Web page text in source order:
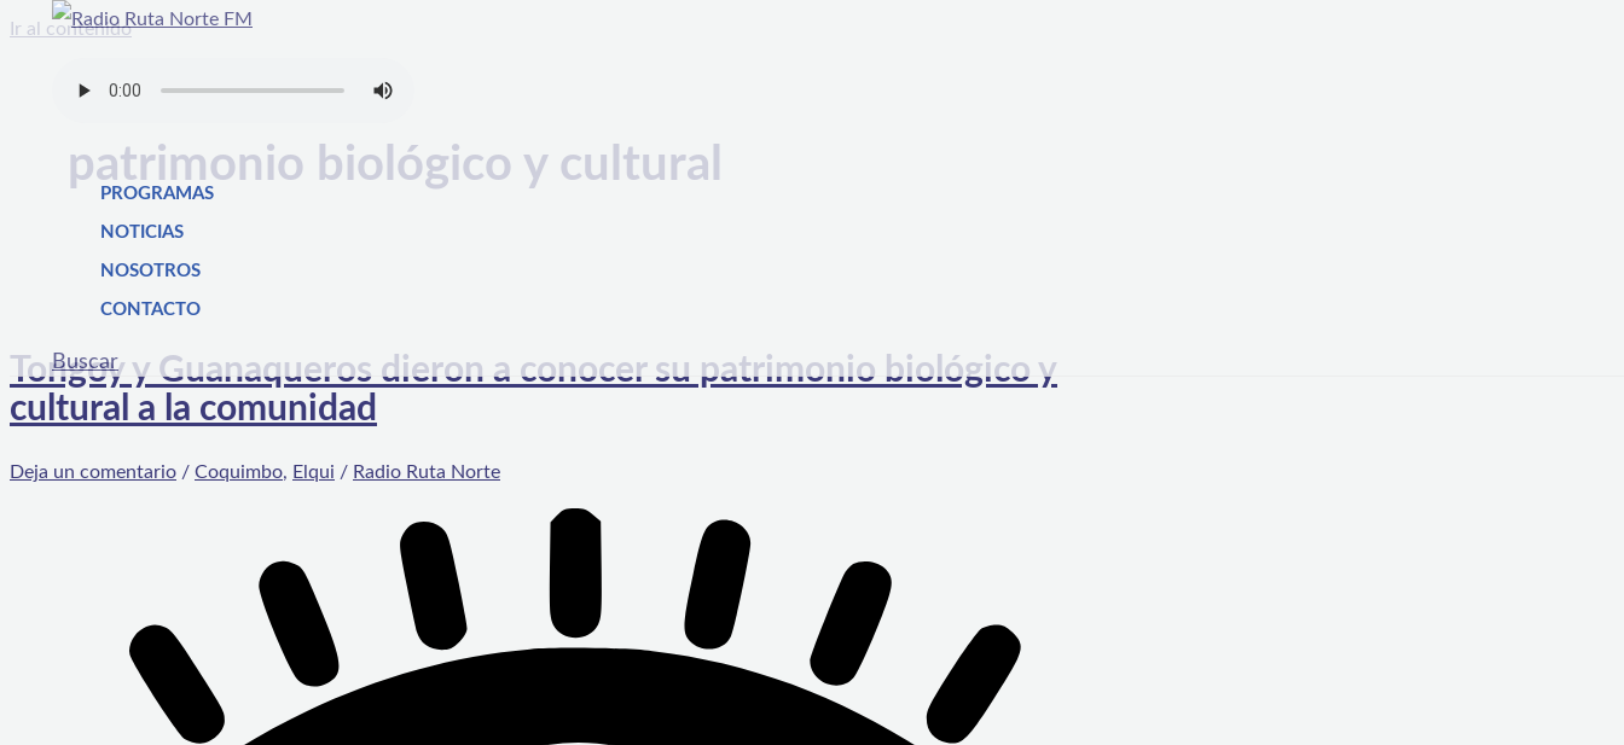
Ir al contenido
PROGRAMAS
NOTICIAS
NOSOTROS
CONTACTO
Buscar
patrimonio biológico y cultural
Tongoy y Guanaqueros dieron a conocer su patrimonio biológico y
cultural a la comunidad
Deja un comentario / Coquimbo, Elqui / Radio Ruta Norte